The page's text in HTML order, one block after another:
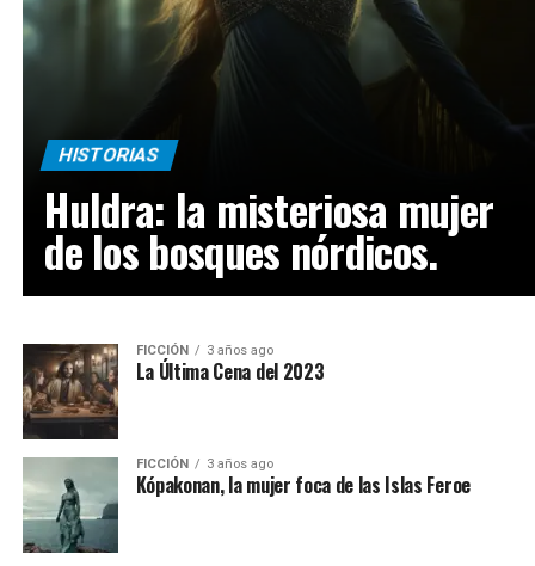
HISTORIAS
Huldra: la misteriosa mujer
de los bosques nórdicos.
FICCIÓN 3 años ago
La Última Cena del 2023
FICCIÓN 3 años ago
Kópakonan, la mujer foca de las Islas Feroe